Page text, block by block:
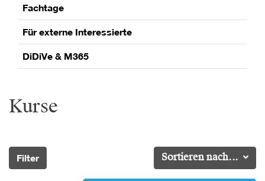
Fachtage
Für externe Interessierte
DiDiVe & M365
Kurse
Sortieren nach...
Filter